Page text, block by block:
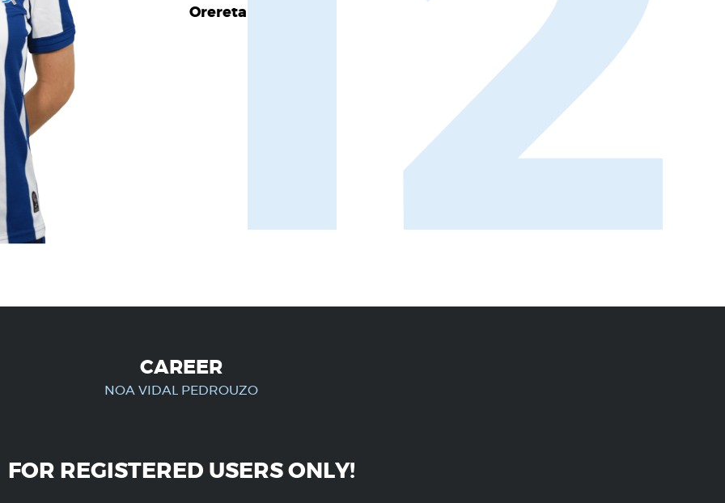
Orereta
CAREER
NOA VIDAL PEDROUZO
FOR REGISTERED USERS ONLY!